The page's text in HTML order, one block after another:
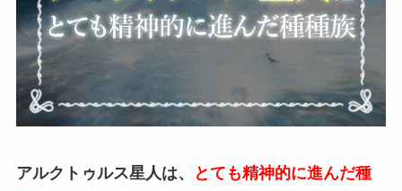
アルクトゥルス星人は、
とても精神的に進んだ種